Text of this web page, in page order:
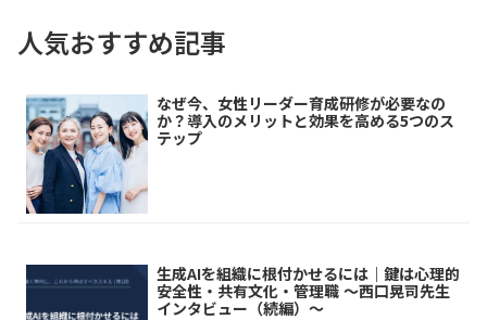
人気おすすめ記事
なぜ今、女性リーダー育成研修が必要なの
か？導入のメリットと効果を高める5つのス
テップ
生成AIを組織に根付かせるには｜鍵は心理的
安全性・共有文化・管理職 ～西口晃司先生
インタビュー（続編）～